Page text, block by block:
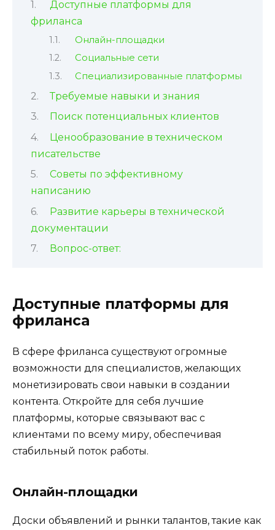
Доступные платформы для
фриланса
Онлайн-площадки
Социальные сети
Специализированные платформы
Требуемые навыки и знания
Поиск потенциальных клиентов
Ценообразование в техническом
писательстве
Советы по эффективному
написанию
Развитие карьеры в технической
документации
Вопрос-ответ:
Доступные платформы для
фриланса
В сфере фриланса существуют огромные
возможности для специалистов, желающих
монетизировать свои навыки в создании
контента. Откройте для себя лучшие
платформы, которые связывают вас с
клиентами по всему миру, обеспечивая
стабильный поток работы.
Онлайн-площадки
Доски объявлений и рынки талантов, такие как